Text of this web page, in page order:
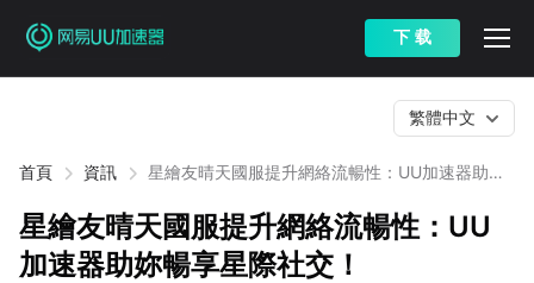
下 载
首頁 資訊
星繪友晴天國服提升網絡流暢性：UU加速器助妳
繁體中文
星繪友晴天國服提升網絡流暢性：UU
加速器助妳暢享星際社交！